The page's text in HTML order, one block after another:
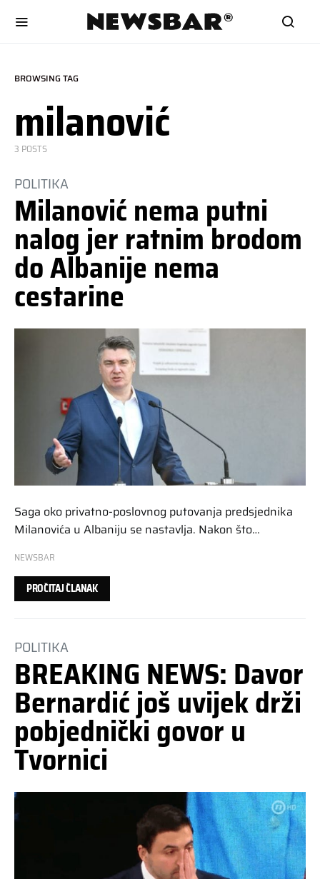
BROWSING TAG
milanović
3 POSTS
POLITIKA
Milanović nema putni
nalog jer ratnim brodom
do Albanije nema
cestarine
Saga oko privatno-poslovnog putovanja predsjednika
Milanovića u Albaniju se nastavlja. Nakon što…
NEWSBAR
PROČITAJ ČLANAK
POLITIKA
BREAKING NEWS: Davor
Bernardić još uvijek drži
pobjednički govor u
Tvornici